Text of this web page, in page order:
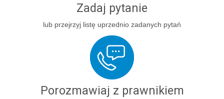
Zadaj pytanie
lub przejrzyj listę uprzednio zadanych pytań
Porozmawiaj z prawnikiem